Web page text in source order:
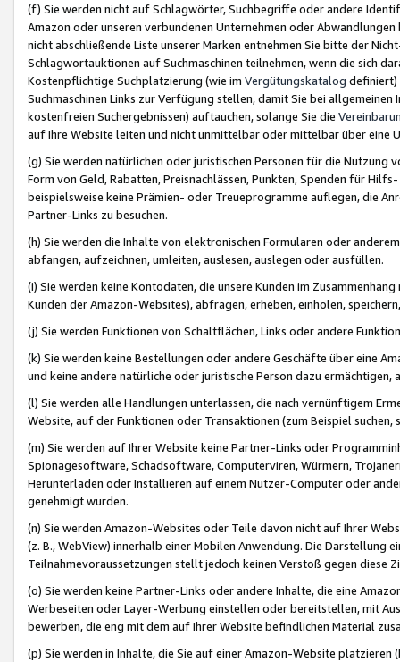
(f) Sie werden nicht auf Schlagwörter, Suchbegriffe oder andere
Amazon oder unseren verbundenen Unternehmen oder
nicht abschließende Liste unserer Marken entnehmen Sie bitte der
Schlagwortauktionen auf Suchmaschinen teilnehmen, wenn die sich
Kostenpflichtige Suchplatzierung (wie im Vergütungskatalog definiert)
Suchmaschinen Links zur Verfügung stellen, damit Sie bei
kostenfreien Suchergebnissen) auftauchen, solange Sie die
auf Ihre Website leiten und nicht unmittelbar oder mittelbar über eine
(g) Sie werden natürlichen oder juristischen Personen für die Nutzung
Form von Geld, Rabatten, Preisnachlässen, Punkten, Spenden für
beispielsweise keine Prämien- oder Treueprogramme auflegen, die
Partner-Links zu besuchen.
(h) Sie werden die Inhalte von elektronischen Formularen oder
abfangen, aufzeichnen, umleiten, auslesen, auslegen oder ausfüllen.
(i) Sie werden keine Kontodaten, die unsere Kunden im
Kunden der Amazon-Websites), abfragen, erheben, einholen,
(j) Sie werden Funktionen von Schaltflächen, Links oder andere
(k) Sie werden keine Bestellungen oder andere Geschäfte über eine
und keine andere natürliche oder juristische Person dazu
(l) Sie werden alle Handlungen unterlassen, die nach vernünftigem
Website, auf der Funktionen oder Transaktionen (zum Beispiel
(m) Sie werden auf Ihrer Website keine Partner-Links oder
Spionagesoftware, Schadsoftware, Computerviren, Würmern,
Herunterladen oder Installieren auf einem Nutzer-Computer oder
genehmigt wurden.
(n) Sie werden Amazon-Websites oder Teile davon nicht auf Ihrer
(z. B., WebView) innerhalb einer Mobilen Anwendung. Die Darstellung
Teilnahmevoraussetzungen stellt jedoch keinen Verstoß gegen diese
(o) Sie werden keine Partner-Links oder andere Inhalte, die eine
Werbeseiten oder Layer-Werbung einstellen oder bereitstellen, mit
bewerben, die eng mit dem auf Ihrer Website befindlichen Material
(p) Sie werden in Inhalte, die Sie auf einer Amazon-Website